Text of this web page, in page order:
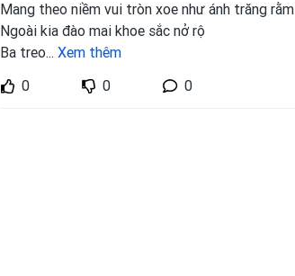
Mang theo niềm vui tròn xoe như ánh trăng rằm
Ngoài kia đào mai khoe sắc nở rộ
Ba treo... Xem thêm
0
0 0